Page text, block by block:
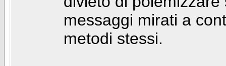
messaggi mirati a
metodi stessi.